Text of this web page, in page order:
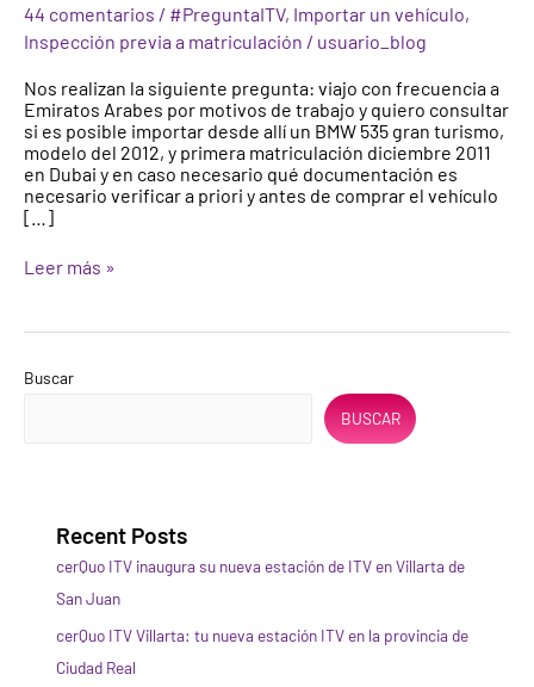
44 comentarios / #PreguntaITV, Importar un vehículo,
Inspección previa a matriculación / usuario_blog
Nos realizan la siguiente pregunta: viajo con frecuencia a
Emiratos Arabes por motivos de trabajo y quiero consultar
si es posible importar desde allí un BMW 535 gran turismo,
modelo del 2012, y primera matriculación diciembre 2011
en Dubai y en caso necesario qué documentación es
necesario verificar a priori y antes de comprar el vehículo
[…]
vehículo
desde
Emiratos
Árabes
(Dubai)
Leer más »
Buscar
BUSCAR
Recent Posts
cerQuo ITV inaugura su nueva estación de ITV en Villarta de
San Juan
cerQuo ITV Villarta: tu nueva estación ITV en la provincia de
Ciudad Real